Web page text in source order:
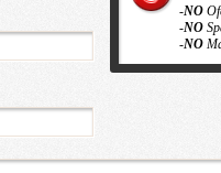
-NO
-NO
-NO